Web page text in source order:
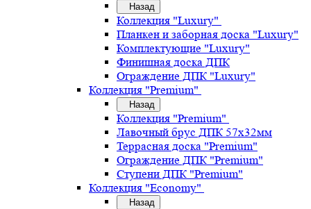
Назад
Коллекция "Luxury"
Планкен и заборная доска "Luxury"
Комплектующие "Luxury"
Финишная доска ДПК
Ограждение ДПК "Luxury"
Коллекция "Premium"
Назад
Коллекция "Premium"
Лавочный брус ДПК 57х32мм
Террасная доска "Premium"
Ограждение ДПК "Premium"
Ступени ДПК "Premium"
Коллекция "Economy"
Назад